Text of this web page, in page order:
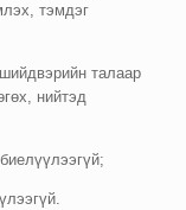
тэмдэг
талаар
нийтэд